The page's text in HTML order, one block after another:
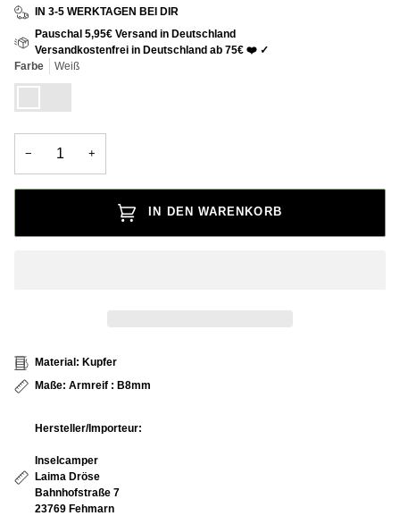
IN 3-5 WERKTAGEN BEI DIR
Pauschal 5,95€ Versand in Deutschland
Versandkostenfrei in Deutschland ab 75€ ❤️ ✓
Farbe
Weiß
Weiß
− +
IN DEN WARENKORB
Material: Kupfer
Maße: Armreif : B8mm
Hersteller/Importeur:
Inselcamper
Laima Dröse
Bahnhofstraße 7
23769 Fehmarn